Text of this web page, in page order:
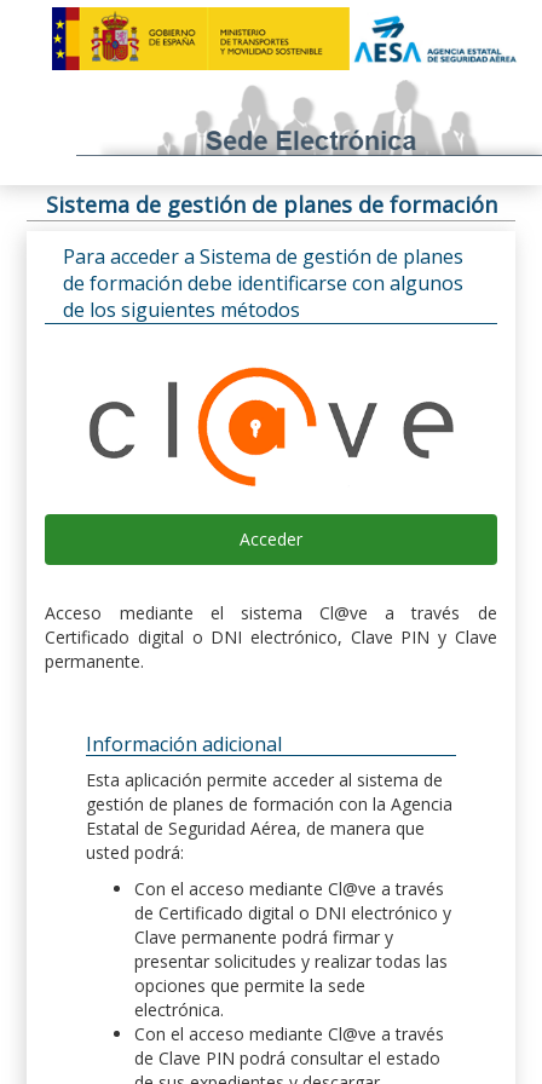
Sistema de gestión de planes de formación
Para acceder a Sistema de gestión de planes
de formación debe identificarse con algunos
de los siguientes métodos
Acceder
Acceso mediante el sistema Cl@ve a través de
Certificado digital o DNI electrónico, Clave PIN y Clave
permanente.
Información adicional
Esta aplicación permite acceder al sistema de
gestión de planes de formación con la Agencia
Estatal de Seguridad Aérea, de manera que
usted podrá:
Con el acceso mediante Cl@ve a través
de Certificado digital o DNI electrónico y
Clave permanente podrá firmar y
presentar solicitudes y realizar todas las
opciones que permite la sede
electrónica.
Con el acceso mediante Cl@ve a través
de Clave PIN podrá consultar el estado